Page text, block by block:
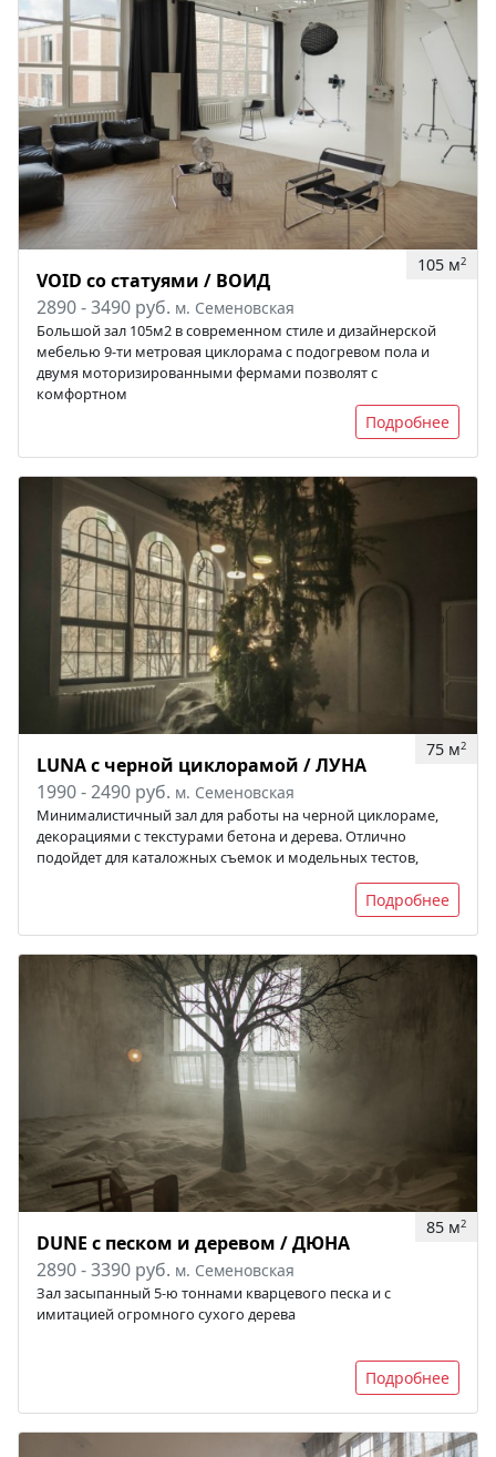
105 м2
VOID со статуями / ВОИД
2890 - 3490 руб. м. Семеновская
Большой зал 105м2 в современном стиле и дизайнерской
мебелью 9-ти метровая циклорама с подогревом пола и
двумя моторизированными фермами позволят с
комфортном
Подробнее
75 м2
LUNA с черной циклорамой / ЛУНА
1990 - 2490 руб. м. Семеновская
Минималистичный зал для работы на черной циклораме,
декорациями с текстурами бетона и дерева. Отлично
подойдет для каталожных съемок и модельных тестов,
Подробнее
85 м2
DUNE с песком и деревом / ДЮНА
2890 - 3390 руб. м. Семеновская
Зал засыпанный 5-ю тоннами кварцевого песка и с
имитацией огромного сухого дерева
Подробнее